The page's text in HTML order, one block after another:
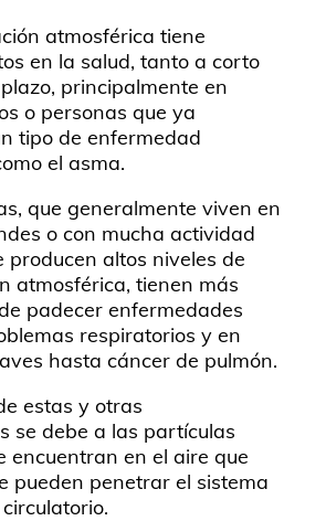
atmosférica tiene
en la salud, tanto a corto
principalmente en
o personas que ya
tipo de enfermedad
el asma.
que generalmente viven en
o con mucha actividad
producen altos niveles de
atmosférica, tienen más
padecer enfermedades
respiratorios y en
hasta cáncer de pulmón.
estas y otras
se debe a las partículas
encuentran en el aire que
pueden penetrar el sistema